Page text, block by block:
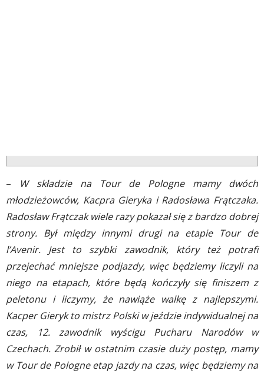
–
W składzie na Tour de Pologne mamy dwóch
młodzieżowców, Kacpra Gieryka i Radosława Frątczaka.
Radosław Frątczak wiele razy pokazał się z bardzo dobrej
strony. Był między innymi drugi na etapie Tour de
l’Avenir. Jest to szybki zawodnik, który też potrafi
przejechać mniejsze podjazdy, więc będziemy liczyli na
niego na etapach, które będą kończyły się finiszem z
peletonu i liczymy, że nawiąże walkę z najlepszymi.
Kacper Gieryk to mistrz Polski w jeździe indywidualnej na
czas, 12. zawodnik wyścigu Pucharu Narodów w
Czechach. Zrobił w ostatnim czasie duży postęp, mamy
w Tour de Pologne etap jazdy na czas, więc będziemy na